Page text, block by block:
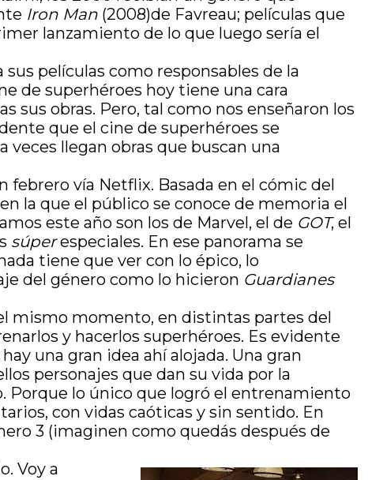
Iron Man (2008)de Favreau; películas que
lanzamiento de lo que luego sería el
películas como responsables de la
de superhéroes hoy tiene una cara
sus obras. Pero, tal como nos enseñaron los
que el cine de superhéroes se
veces llegan obras que buscan una
febrero vía Netflix. Basada en el cómic del
la que el público se conoce de memoria el
este año son los de Marvel, el de GOT, el
súperespeciales. En ese panorama se
tiene que ver con lo épico, lo
del género como lo hicieron Guardianes
mismo momento, en distintas partes del
y hacerlos superhéroes. Es evidente
una gran idea ahí alojada. Una gran
personajes que dan su vida por la
Porque lo único que logró el entrenamiento
con vidas caóticas y sin sentido. En
3 (imaginen como quedás después de
Voy a